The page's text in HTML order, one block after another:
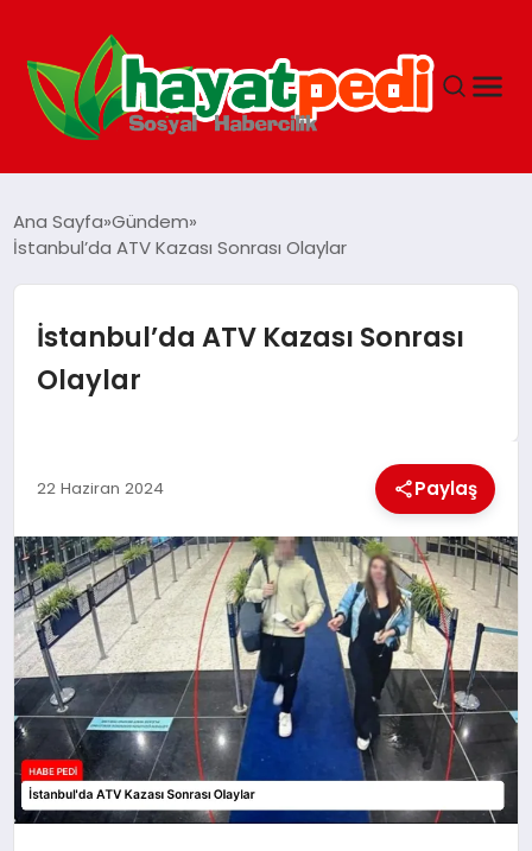
GUNCEL
SPOR & FITNESS
BESLENME
EĞITIM
EKONOMI
TEKNOLOJI
Ana Sayfa Gündem
İstanbul’da ATV Kazası Sonrası Olaylar
İstanbul’da ATV Kazası Sonrası
Olaylar
22 Haziran 2024 Paylaş